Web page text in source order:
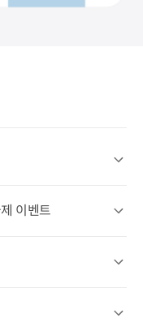
이벤트
이벤트 상세열기
기